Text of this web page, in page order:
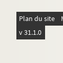
Tiroir
Plan du site
v 31.1.0